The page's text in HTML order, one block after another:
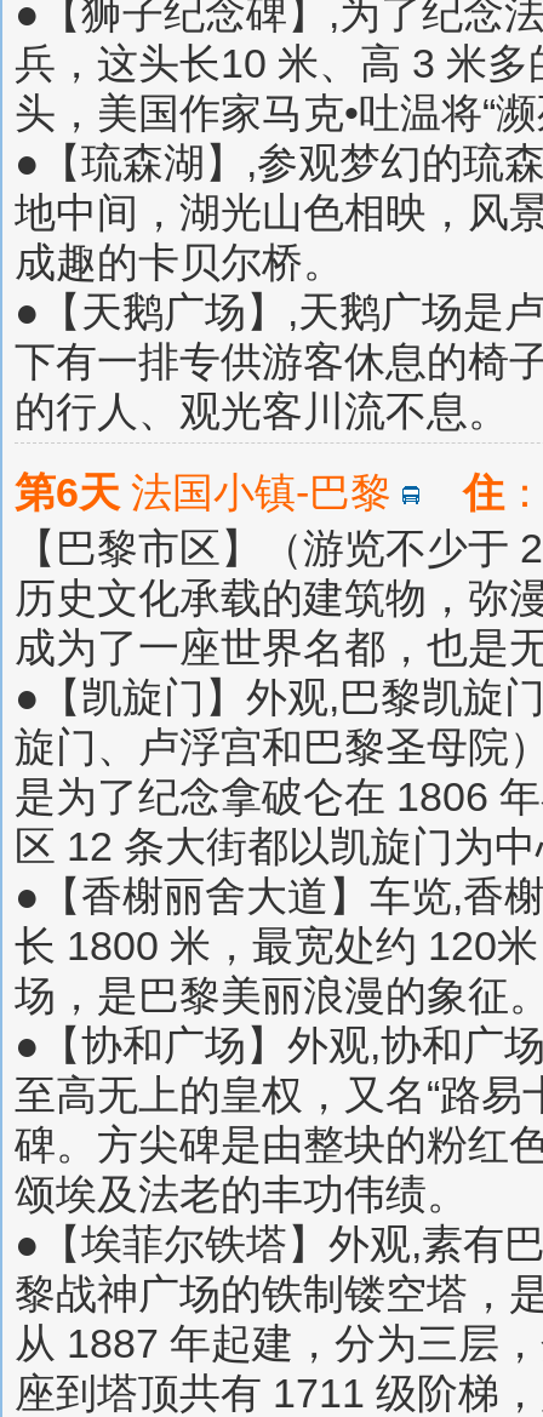
●【狮子纪念碑】,为了纪念
兵，这头长10 米、高 3 米
头，美国作家马克•吐温将“
●【琉森湖】,参观梦幻的琉
地中间，湖光山色相映，风
成趣的卡贝尔桥。
●【天鹅广场】,天鹅广场是
下有一排专供游客休息的椅
的行人、观光客川流不息。
第6天 法国小镇-巴黎 住
【巴黎市区】（游览不少
历史文化承载的建筑物，弥
成为了一座世界名都，也是
●【凯旋门】外观,巴黎凯旋
旋门、卢浮宫和巴黎圣母院
是为了纪念拿破仑在 1806
区 12 条大街都以凯旋门为
●【香榭丽舍大道】车览,香
长 1800 米，最宽处约 120
场，是巴黎美丽浪漫的象征
●【协和广场】外观,协和广
至高无上的皇权，又名“路
碑。方尖碑是由整块的粉红
颂埃及法老的丰功伟绩。
●【埃菲尔铁塔】外观,素有
黎战神广场的铁制镂空塔，
从 1887 年起建，分为三层
座到塔顶共有 1711 级阶梯